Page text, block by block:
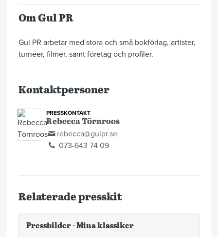
Om Gul PR
Gul PR arbetar med stora och små bokförlag, artister,
turnéer, filmer, samt företag och profiler.
Kontaktpersoner
PRESSKONTAKT
Rebecca Törnroos
rebecca@gulpr.se
073-643 74 09
Relaterade presskit
Pressbilder - Mina klassiker